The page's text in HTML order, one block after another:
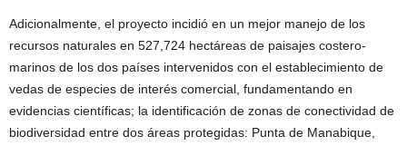
Adicionalmente, el proyecto incidió en un mejor manejo de los
recursos naturales en 527,724 hectáreas de paisajes costero-
marinos de los dos países intervenidos con el establecimiento de
vedas de especies de interés comercial, fundamentando en
evidencias científicas; la identificación de zonas de conectividad de
biodiversidad entre dos áreas protegidas: Punta de Manabique,